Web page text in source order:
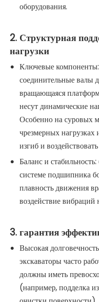
оборудования.
2. Структурная
нагрузки
Ключевые
соединительные валы
вращающаяся
несут динамические
Особенно на суровых
чрезмерных нагрузках
изгиб и
Баланс и
системе подшипника
плавность движения
воздействие
3. гарантия
Высокая
экскаваторы часто
должны иметь
(например, подделка